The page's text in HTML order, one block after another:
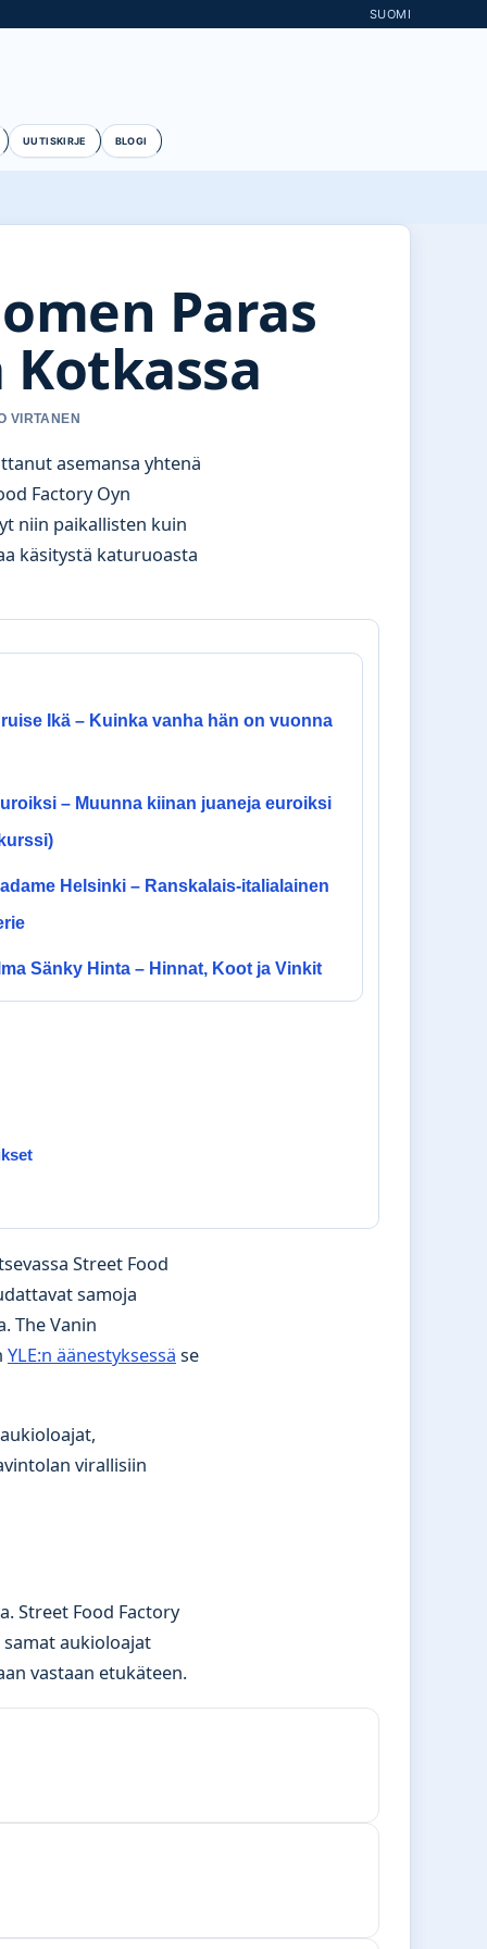
SUOMI
UUTISKIRJE BLOGI
Paras
VIRTANEN
asemansa yhtenä
Factory Oyn
niin paikallisten kuin
käsitystä katuruoasta
Ikä – Kuinka vanha hän on vuonna
– Muunna kiinan juaneja euroiksi
Helsinki – Ranskalais-italialainen
Sänky Hinta – Hinnat, Koot ja Vinkit
Street Food
samoja
The Vanin
YLE:n äänestyksessä se
virallisiin
Street Food Factory
samat aukioloajat
vastaan etukäteen.